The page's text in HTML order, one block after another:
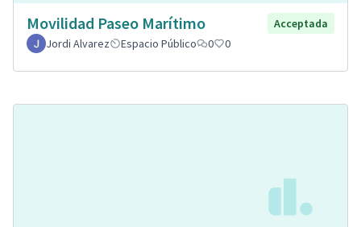
Movilidad Paseo Marítimo
Acceptada
Jordi Alvarez
Espacio Público 0 0